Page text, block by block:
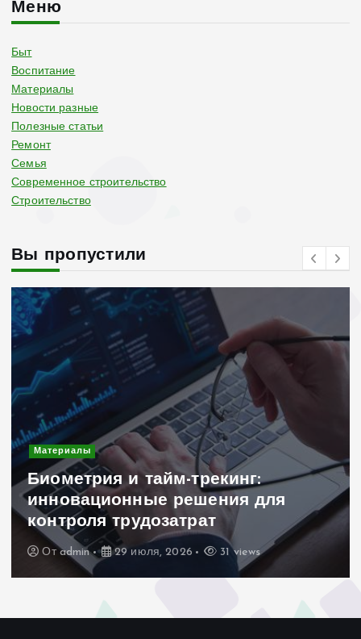
Меню
Быт
Воспитание
Материалы
Новости разные
Полезные статьи
Ремонт
Семья
Современное строительство
Строительство
Вы пропустили
Материалы
Биометрия и тайм-трекинг:
инновационные решения для
контроля трудозатрат
Отadmin 29 июля, 2026 31 views